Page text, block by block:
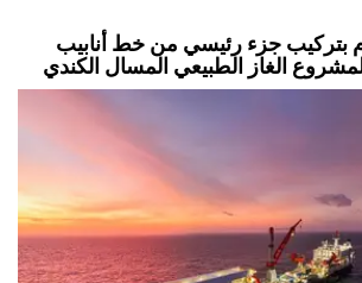
بتركيب جزء رئيسي من خط أنابيب
الغاز الطبيعي المسال الكندي